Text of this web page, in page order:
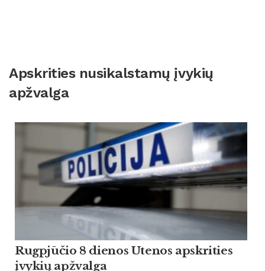
Apskrities nusikalstamų įvykių
apžvalga
Rugpjūčio 8 dienos Utenos apskrities
įvykių apžvalga